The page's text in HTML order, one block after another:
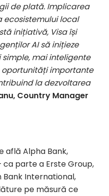
de plată. Implicarea
ecosistemului local
inițiativă, Visa își
AI să inițieze
mai inteligente
oportunități importante
la dezvoltarea
Country Manager
află Alpha Bank,
ca parte a Erste Group,
Bank International,
pe măsură ce